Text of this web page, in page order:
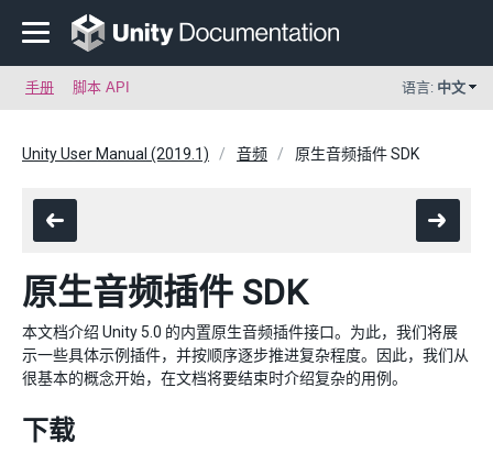
手册 脚本 API 语言: 中文
Unity User Manual (2019.1) 音频 原生音频插件 SDK
原生音频插件 SDK
本文档介绍 Unity 5.0 的内置原生音频插件接口。为此，我们将展
示一些具体示例插件，并按顺序逐步推进复杂程度。因此，我们从
很基本的概念开始，在文档将要结束时介绍复杂的用例。
下载